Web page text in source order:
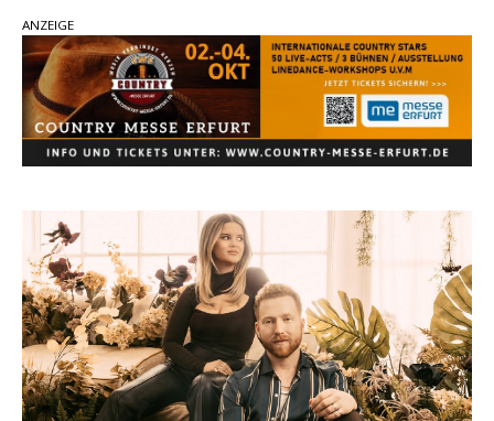
Parton, Bill Anderson und Shaboozey im Fokus
Chris Johnson & The Hollywood Hillbillies
kündigen neues Album mit „Better Days
Ahead“ an
Danke für Euer Vertrauen: Country.de erreicht
ANZEIGE